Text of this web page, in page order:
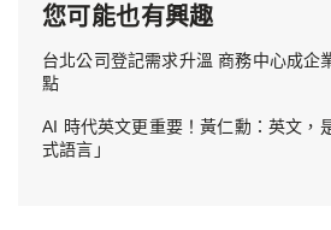
您可能也有興趣
台北公司登記需求升溫 商務中心成企
點
AI 時代英文更重要！黃仁勳：英文，
式語言」